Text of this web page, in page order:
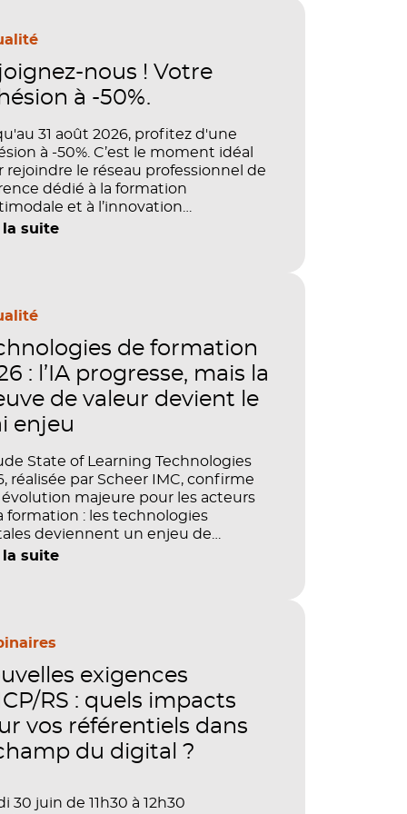
nous ! Votre
à -50%.
31 août 2026, profitez d'une
à -50%. C’est le moment idéal
rejoindre le réseau professionnel de
dédié à la formation
et à l’innovation
la suite
de formation
: l’IA progresse, mais la
de valeur devient le
enjeu
State of Learning Technologies
réalisée par Scheer IMC, confirme
majeure pour les acteurs
formation : les technologies
deviennent un enjeu de
de performance et de preuve
démontrer concrètement
la productivité et la
des organisations ?
la suite
exigences
RS : quels impacts
vos référentiels dans
du digital ?
30 juin de 11h30 à 12h30